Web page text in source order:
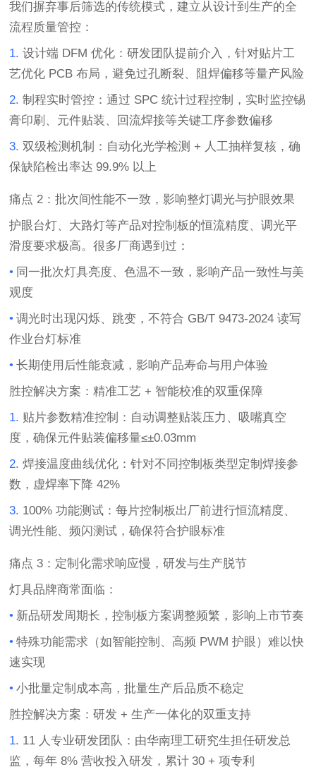
我们摒弃事后筛选的传统模式，建立从设计到生产的全
流程质量管控：
1.设计端 DFM优化 ：研发团队提前介入，针对贴片工
艺优化 PCB布局，避免过孔断裂、阻焊偏移等量产风险
2.制程实时管控 ：通过 SPC统计过程控制，实时监控锡
膏印刷、元件贴装、回流焊接等关键工序参数偏移
3.双级检测机制 ：自动化光学检测 + 人工抽样复核，确
保缺陷检出率达99.9% 以上
痛点 2 ：批次间性能不一致，影响整灯调光与护眼效果
护眼台灯、大路灯等产品对控制板的恒流精度、调光平
滑度要求极高。很多厂商遇到过：
• 同一批次灯具亮度、色温不一致，影响产品一致性与美
观度
• 调光时出现闪烁、跳变，不符合 GB/T 9473-2024读写
作业台灯标准
• 长期使用后性能衰减，影响产品寿命与用户体验
胜控解决方案 ：精准工艺 + 智能校准的双重保障
1. 贴片参数精准控制 ：自动调整贴装压力、吸嘴真空
度，确保元件贴装偏移量≤±0.03mm
2.焊接温度曲线优化 ：针对不同控制板类型定制焊接参
数，虚焊率下降 42%
3. 100%功能测试 ：每片控制板出厂前进行恒流精度、
调光性能、频闪测试，确保符合护眼标准
痛点 3 ：定制化需求响应慢，研发与生产脱节
灯具品牌商常面临：
• 新品研发周期长，控制板方案调整频繁，影响上市节奏
• 特殊功能需求（如智能控制、高频 PWM护眼）难以快
速实现
• 小批量定制成本高，批量生产后品质不稳定
胜控解决方案 ：研发 +生产一体化的双重支持
1. 11 人专业研发团队 ：由华南理工研究生担任研发总
监，每年 8%营收投入研发，累计30 +项专利